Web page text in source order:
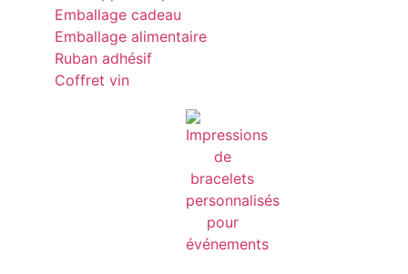
Emballage cadeau
Emballage alimentaire
Ruban adhésif
Coffret vin